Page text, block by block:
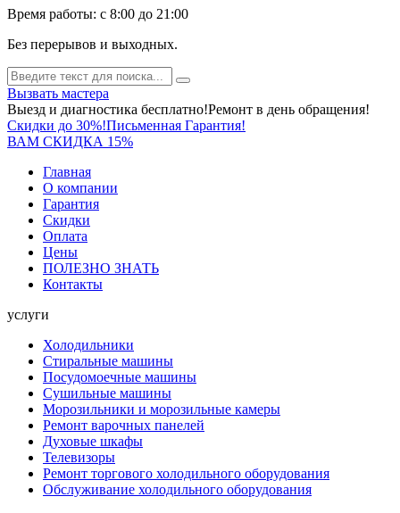
Время работы: c 8:00 до 21:00
Без перерывов и выходных.
Вызвать мастера
Выезд и диагностика бесплатно!Ремонт в день обращения!
Скидки до 30%!Письменная Гарантия!
ВАМ СКИДКА 15%
Главная
О компании
Гарантия
Скидки
Оплата
Цены
ПОЛЕЗНО ЗНАТЬ
Контакты
услуги
Холодильники
Стиральные машины
Посудомоечные машины
Сушильные машины
Морозильники и морозильные камеры
Ремонт варочных панелей
Духовые шкафы
Телевизоры
Ремонт торгового холодильного оборудования
Обслуживание холодильного оборудования